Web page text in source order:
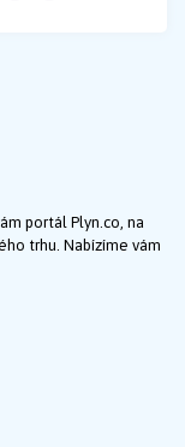
portál Plyn.co, na
trhu. Nabízíme vám